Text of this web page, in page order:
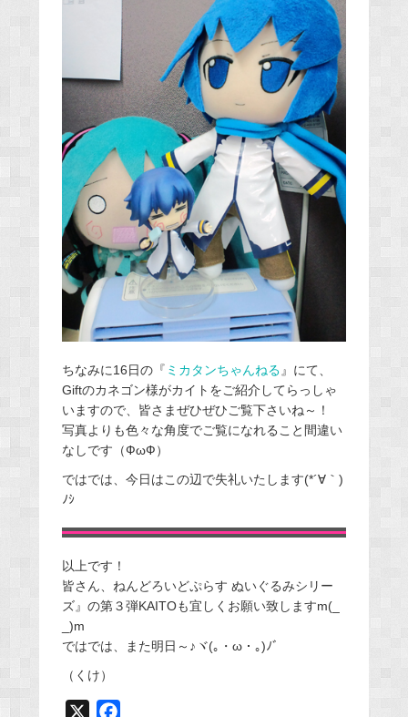
ちなみに16日の『 ミカタンちゃんねる』にて、
Giftのカネゴン様がカイトをご紹介してらっしゃ
いますので、皆さまぜひぜひご覧下さいね～！
写真よりも色々な角度でご覧になれること間違い
なしです（ФωФ）
ではでは、今日はこの辺で失礼いたします(*´∀｀)
ﾉｼ
以上です！
皆さん、ねんどろいどぷらす ぬいぐるみシリー
ズ』の第３弾KAITOも宜しくお願い致しますm(_
_)m
ではでは、また明日～♪ヾ(｡・ω・｡)ﾉﾞ
（くけ）